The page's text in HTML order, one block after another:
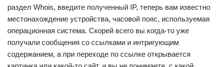
раздел Whois, введите полученный IP, теперь вам известно
местонахождение устройства, часовой пояс, используемая
операционная система. Скорей всего вы когда-то уже
получали сообщения со ссылками и интригующим
содержанием, а при переходе по ссылке открывается